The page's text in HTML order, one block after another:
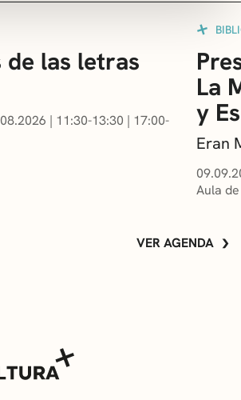
de las letras
| 11:30-13:30 | 17:00-
La
y
Eran
Aula
VER AGENDA